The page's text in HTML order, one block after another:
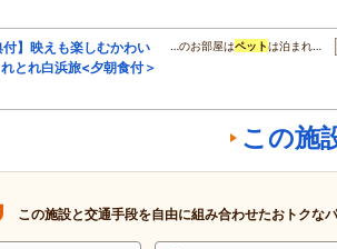
付】映えも楽しむかわい
とれ白浜旅<夕朝食付＞
…のお部屋はペットは泊まれ…
この施
この施設と交通手段を自由に組み合わせたおトクな